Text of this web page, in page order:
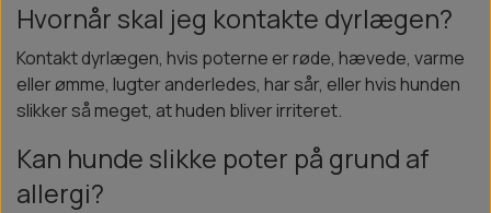
Hvornår skal jeg kontakte dyrlægen?
Kontakt dyrlægen, hvis poterne er røde, hævede, varme
eller ømme, lugter anderledes, har sår, eller hvis hunden
slikker så meget, at huden bliver irriteret.
Kan hunde slikke poter på grund af
allergi?